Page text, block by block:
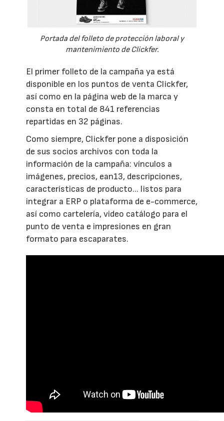
Portada del folleto de protección laboral y
mantenimiento de Clickfer.
El primer folleto de la campaña ya está
disponible en los puntos de venta Clickfer,
así como en la página web de la marca y
consta en total de 841 referencias
repartidas en 32 páginas.
Como siempre, Clickfer pone a disposición
de sus socios archivos con toda la
información de la campaña: vínculos a
imágenes, precios, ean13, descripciones,
características de producto... listos para
integrar a ERP o plataforma de e-commerce,
así como cartelería, video catálogo para el
punto de venta e impresiones en gran
formato para escaparates.